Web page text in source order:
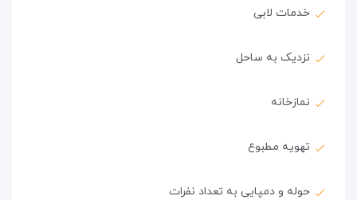
خدمات لابی
نزدیک به ساحل
نمازخانه
تهویه مطبوع
حوله و دمپایی به تعداد نفرات